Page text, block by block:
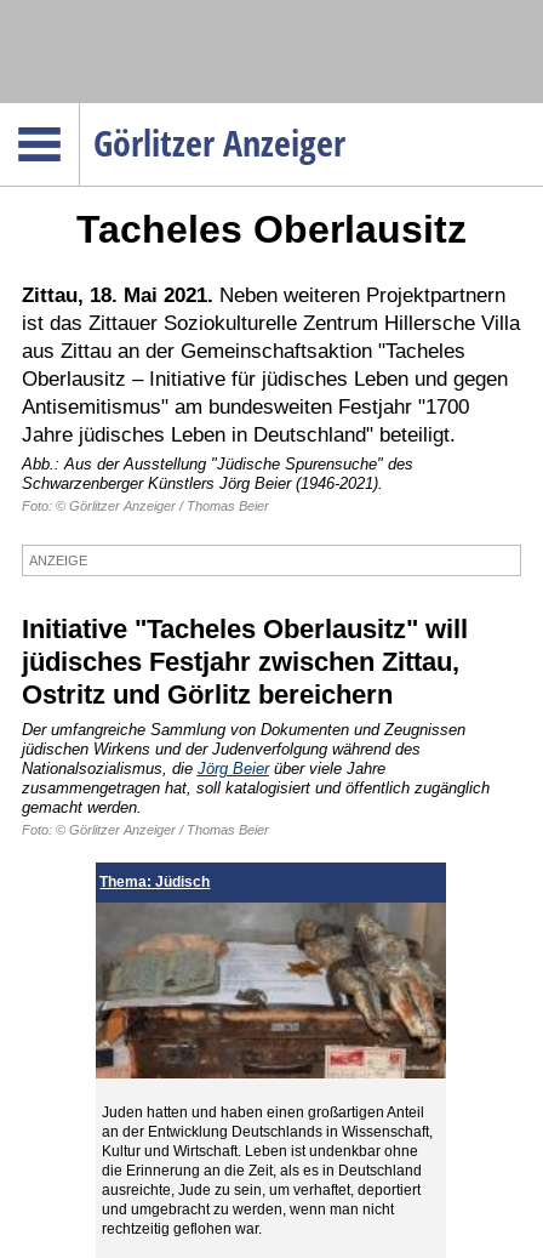
Görlitzer Anzeiger
Menüpunkte
Gesellschaft
Wirtschaft
Service
Verkehr
Gesundheit
Kultur
Termine
Kostenlos
Tacheles Oberlausitz
Zittau, 18. Mai 2021. Neben weiteren Projektpartnern
ist das Zittauer Soziokulturelle Zentrum Hillersche Villa
aus Zittau an der Gemeinschaftsaktion "Tacheles
Oberlausitz – Initiative für jüdisches Leben und gegen
Antisemitismus" am bundesweiten Festjahr "1700
Jahre jüdisches Leben in Deutschland" beteiligt.
Abb.: Aus der Ausstellung "Jüdische Spurensuche" des
Schwarzenberger Künstlers Jörg Beier (1946-2021).
Foto: © Görlitzer Anzeiger / Thomas Beier
ANZEIGE
Initiative "Tacheles Oberlausitz" will
jüdisches Festjahr zwischen Zittau,
Ostritz und Görlitz bereichern
Der umfangreiche Sammlung von Dokumenten und Zeugnissen
jüdischen Wirkens und der Judenverfolgung während des
Nationalsozialismus, die Jörg Beierüber viele Jahre
zusammengetragen hat, soll katalogisiert und öffentlich zugänglich
gemacht werden.
Foto: © Görlitzer Anzeiger / Thomas Beier
Thema: Jüdisch
Juden hatten und haben einen großartigen Anteil
an der Entwicklung Deutschlands in Wissenschaft,
Kultur und Wirtschaft. Leben ist undenkbar ohne
die Erinnerung an die Zeit, als es in Deutschland
ausreichte, Jude zu sein, um verhaftet, deportiert
und umgebracht zu werden, wenn man nicht
rechtzeitig geflohen war.